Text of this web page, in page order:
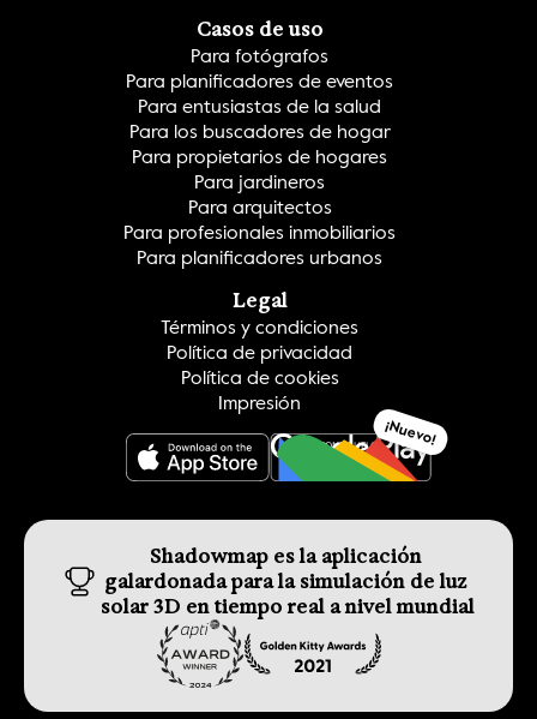
Casos de uso
Para fotógrafos
Para planificadores de eventos
Para entusiastas de la salud
Para los buscadores de hogar
Para propietarios de hogares
Para jardineros
Para arquitectos
Para profesionales inmobiliarios
Para planificadores urbanos
Legal
Términos y condiciones
Política de privacidad
Política de cookies
Impresión
CONSIGUELO ¡Nuevo!
Shadowmap es la aplicación
galardonada para la simulación de luz
solar 3D en tiempo real a nivel mundial